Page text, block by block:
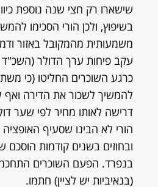
שישארו רק חצי שנה נוספת
בשיפוץ, ולכן הורי הסכימו
משמעותית מהמקובל באזור
עקב פיחות ערך הדולר
כרגע השוכרים החליטו (כי
להמשיך לשכור את הדירה
דרישה לאותו מחיר לפי שער
הורי לא הבינו שסעיף
ובחוזים בשנים קודמות הוסכם
בנפרד. הפעם השוכרים התחכמו
(בנאיביות יש לציין) חתמו.